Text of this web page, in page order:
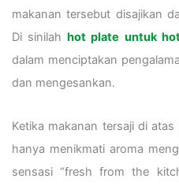
makanan tersebut disajikan
Di sinilahhot plate untuk
dalam menciptakan
dan mengesankan.
Ketika makanan tersaji di
hanya menikmati aroma
sensasi “fresh from the